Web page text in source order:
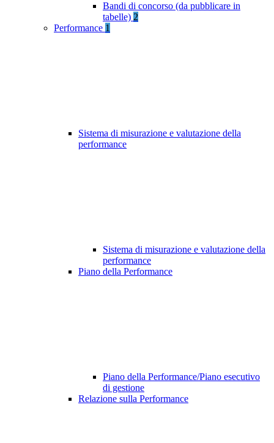
Bandi di concorso (da pubblicare in
tabelle) 2
Performance 1
Sistema di misurazione e valutazione della
performance
Sistema di misurazione e valutazione della
performance
Piano della Performance
Piano della Performance/Piano esecutivo
di gestione
Relazione sulla Performance